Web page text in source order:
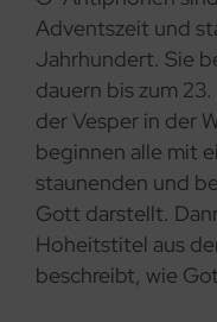
Adventszeit und
Jahrhundert. Sie
dauern bis zum
der Vesper in der
beginnen alle mit
staunenden und
Gott darstellt.
Hoheitstitel aus
beschreibt, wie